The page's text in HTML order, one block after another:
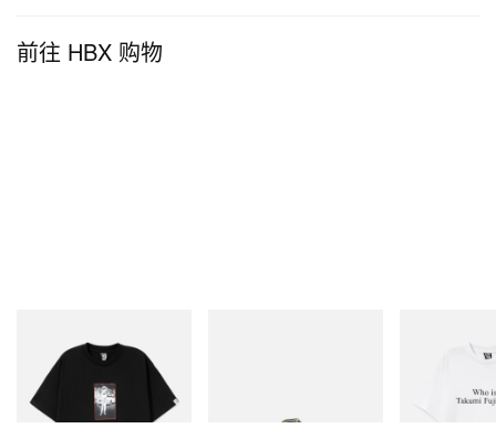
Kenya 标志性的野生动物以大幅背面图案呈现，共有
呼应非洲传统拼布织物；一条 60cm 方巾则将
Starbucks 海妖标志与 STARBUCKS STAND by
BEAMS Logo 安排在四角，实用易戴，也是不急着
前往 HBX 购物
BILLIONAIRE BOYS CLUB X
INITIAL D COTTON T-SHIRT
立刻购入
Billionaire
D Cotton T-